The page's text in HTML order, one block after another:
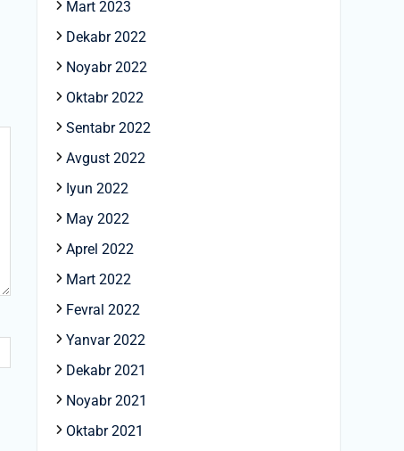
Mart 2023
Dekabr 2022
Noyabr 2022
Oktabr 2022
Sentabr 2022
Avgust 2022
Iyun 2022
May 2022
Aprel 2022
Mart 2022
Fevral 2022
Yanvar 2022
Dekabr 2021
Noyabr 2021
Oktabr 2021